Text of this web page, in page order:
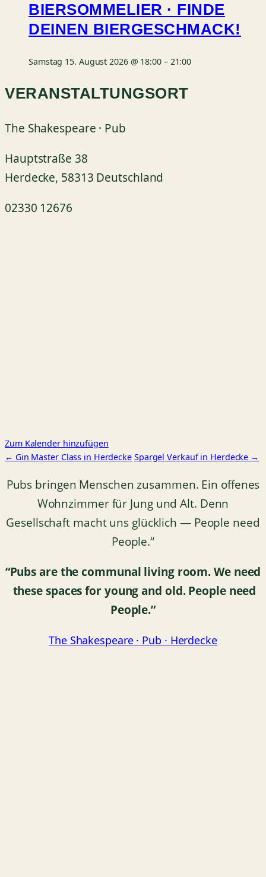
BIERSOMMELIER · FINDE
DEINEN BIERGESCHMACK!
Samstag 15. August 2026 @ 18:00– 21:00
VERANSTALTUNGSORT
The Shakespeare · Pub
Hauptstraße 38
Herdecke, 58313 Deutschland
02330 12676
Zum Kalender hinzufügen
← Gin Master Class in Herdecke Spargel Verkauf in Herdecke →
Pubs bringen Menschen zusammen. Ein offenes
Wohnzimmer für Jung und Alt. Denn
Gesellschaft macht uns glücklich — People need
People.“
“Pubs are the communal living room.We need
these spaces for young and old.People need
People.”
The Shakespeare · Pub · Herdecke